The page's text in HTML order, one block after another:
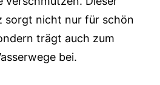
sorgt nicht nur für schön
trägt auch zum
bei.